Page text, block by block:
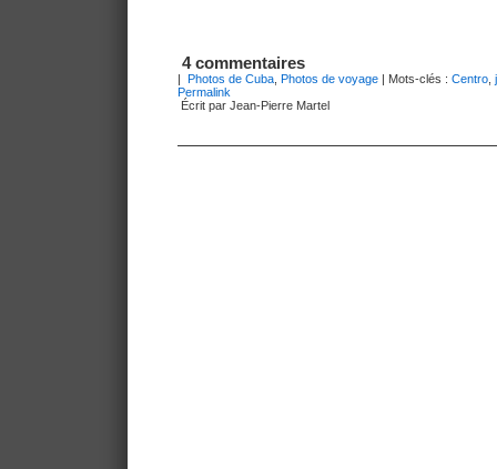
4 commentaires
Photos de Cuba Photos de voyage | Mots-clés : Centro
Permalink
Écrit par Jean-Pierre Martel